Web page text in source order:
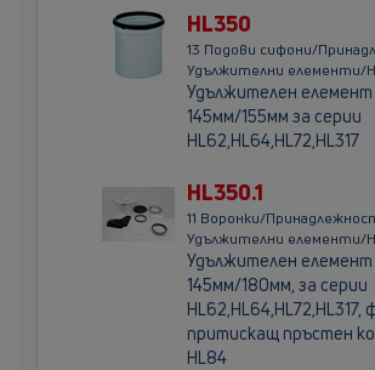
HL350
13 Подови сифони/
Удължителни елементи/
Удължителен елемент
145мм/155мм за серии
HL62,HL64,HL72,HL317
HL350.1
11 Воронки/
Удължителни елементи/
Удължителен елемент
145мм/180мм, за серии
HL62,HL64,HL72,HL317,
притискащ пръстен
HL84